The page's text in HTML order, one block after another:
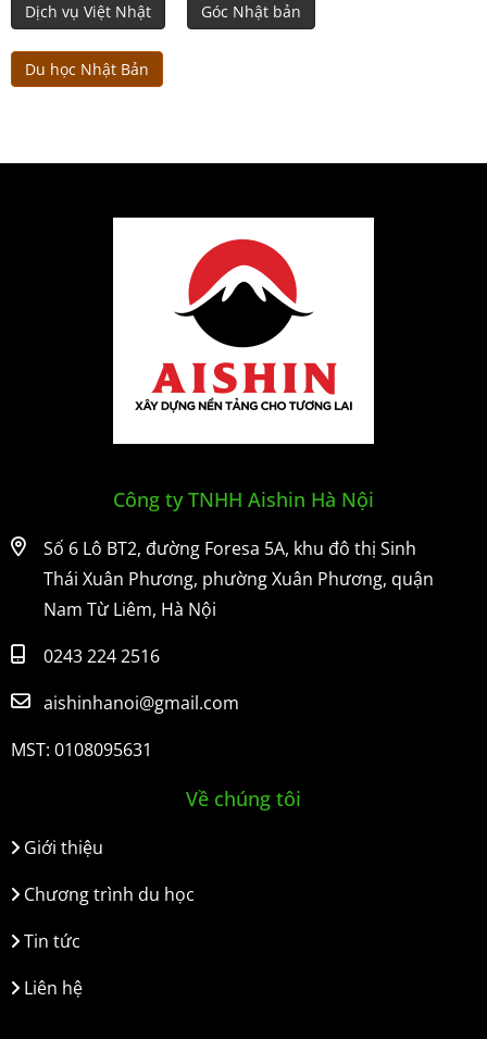
Dịch vụ Việt Nhật Góc Nhật bản
Du học Nhật Bản
Công ty TNHH Aishin Hà Nội
Số 6 Lô BT2, đường Foresa 5A, khu đô thị Sinh
Thái Xuân Phương, phường Xuân Phương, quận
Nam Từ Liêm, Hà Nội
0243 224 2516
aishinhanoi@gmail.com
MST: 0108095631
Về chúng tôi
Giới thiệu
Chương trình du học
Tin tức
Liên hệ